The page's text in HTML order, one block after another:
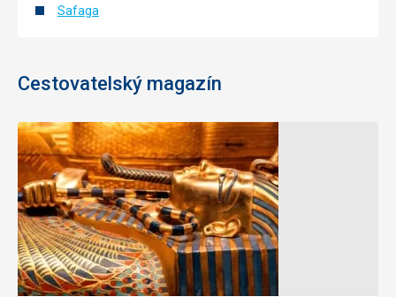
Safaga
Cestovatelský magazín